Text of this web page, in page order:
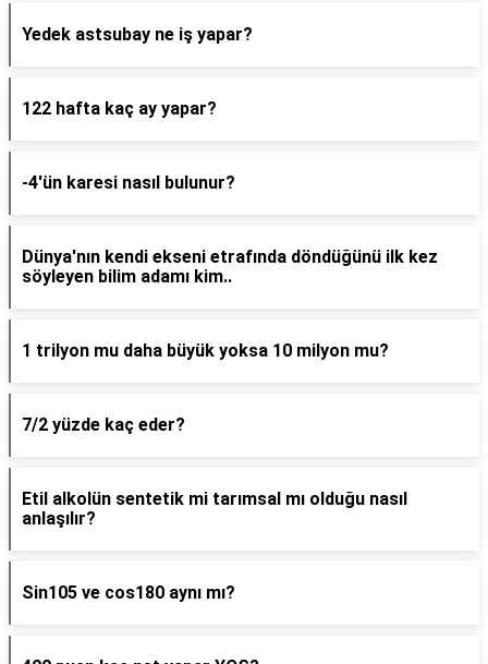
Yedek astsubay ne iş yapar?
122 hafta kaç ay yapar?
-4'ün karesi nasıl bulunur?
Dünya'nın kendi ekseni etrafında döndüğünü ilk kez
söyleyen bilim adamı kim..
1 trilyon mu daha büyük yoksa 10 milyon mu?
7/2 yüzde kaç eder?
Etil alkolün sentetik mi tarımsal mı olduğu nasıl
anlaşılır?
Sin105 ve cos180 aynı mı?